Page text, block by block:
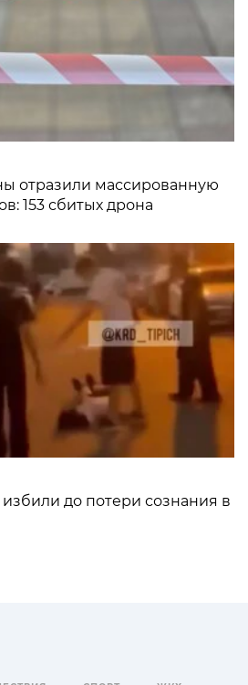
отразили массированную
153 сбитых дрона
избили до потери сознания в